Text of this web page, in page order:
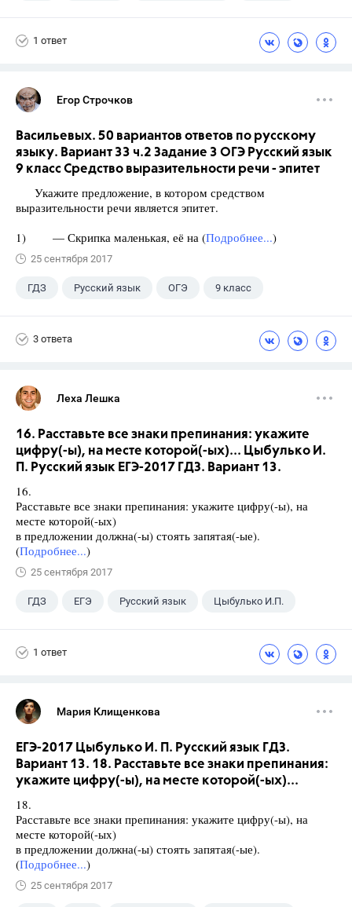
1 ответ
Егор Строчков
Васильевых. 50 вариантов ответов по русскому
языку. Вариант 33 ч.2 Задание 3 ОГЭ Русский язык
9 класс Средство выразительности речи - эпитет
Укажите предложение, в котором средством
выразительности речи является эпитет.
1) — Скрипка маленькая, её на (Подробнее...)
25 сентября 2017
ГДЗ Русский язык ОГЭ 9 класс
3 ответа
Леха Лешка
16. Расставьте все знаки препинания: укажите
цифру(-ы), на месте которой(-ых)... Цыбулько И.
П. Русский язык ЕГЭ-2017 ГДЗ. Вариант 13.
16.
Расставьте все знаки препинания: укажите цифру(-ы), на
месте которой(-ых)
в предложении должна(-ы) стоять запятая(-ые).
(Подробнее...)
25 сентября 2017
ГДЗ ЕГЭ Русский язык Цыбулько И.П.
1 ответ
Мария Клищенкова
ЕГЭ-2017 Цыбулько И. П. Русский язык ГДЗ.
Вариант 13. 18. Расставьте все знаки препинания:
укажите цифру(-ы), на месте которой(-ых)...
18.
Расставьте все знаки препинания: укажите цифру(-ы), на
месте которой(-ых)
в предложении должна(-ы) стоять запятая(-ые).
(Подробнее...)
25 сентября 2017